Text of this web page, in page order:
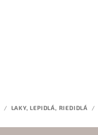
/ LAKY, LEPIDLÁ, RIEDIDLÁ /